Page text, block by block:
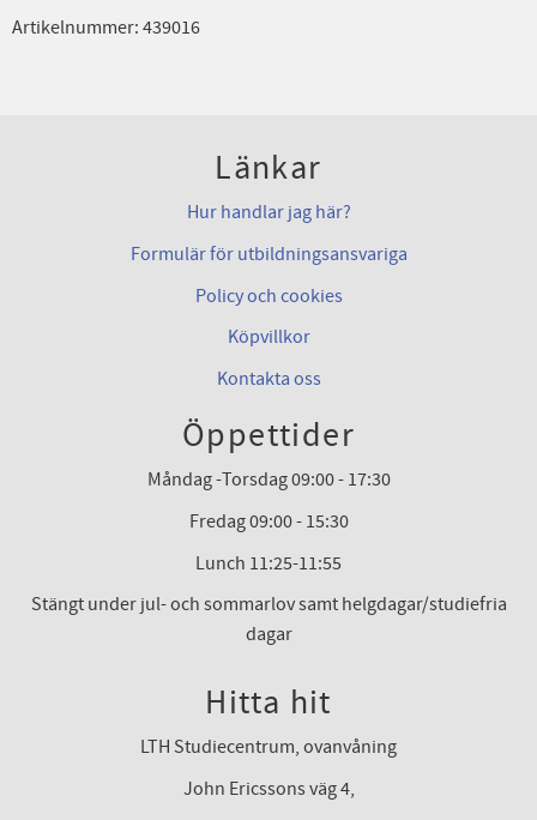
Artikelnummer: 439016
Länkar
Hur handlar jag här?
Formulär för utbildningsansvariga
Policy och cookies
Köpvillkor
Kontakta oss
Öppettider
Måndag -Torsdag 09:00 - 17:30
Fredag 09:00 - 15:30
Lunch 11:25-11:55
Stängt under jul- och sommarlov samt helgdagar/studiefria
dagar
Hitta hit
LTH Studiecentrum, ovanvåning
John Ericssons väg 4,